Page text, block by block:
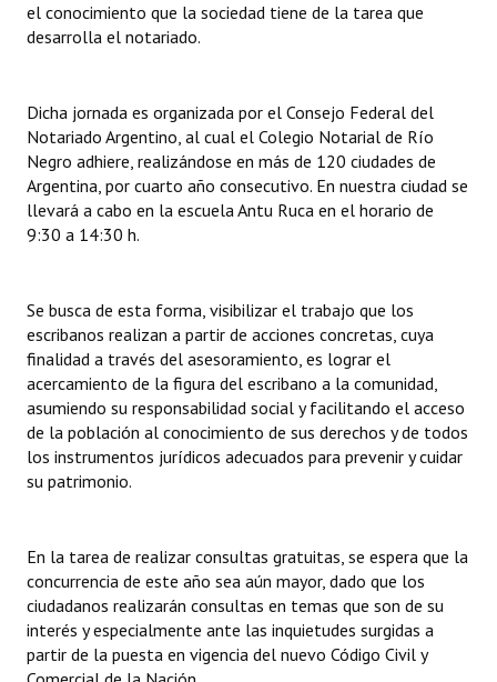
Comunicaciones
Resoluciones
Resoluciones de Presidencia
INSTITUCIONAL
Registros y Distinciones
Datos Históricos
Premio al Mérito - Registro
Audiencias Públicas - Registro
Periodistas Decanos - Registro
Ciudadano Ilustre - Registro
Banca del Vecino - Registro
el conocimiento que la sociedad tiene de la tarea que
desarrolla el notariado.
Dicha jornada es organizada por el Consejo Federal del
Notariado Argentino, al cual el Colegio Notarial de Río
Negro adhiere, realizándose en más de 120 ciudades de
Argentina, por cuarto año consecutivo. En nuestra ciudad se
llevará a cabo en la escuela Antu Ruca en el horario de
9:30 a 14:30 h.
Se busca de esta forma, visibilizar el trabajo que los
escribanos realizan a partir de acciones concretas, cuya
finalidad a través del asesoramiento, es lograr el
acercamiento de la figura del escribano a la comunidad,
asumiendo su responsabilidad social y facilitando el acceso
de la población al conocimiento de sus derechos y de todos
los instrumentos jurídicos adecuados para prevenir y cuidar
su patrimonio.
En la tarea de realizar consultas gratuitas, se espera que la
concurrencia de este año sea aún mayor, dado que los
ciudadanos realizarán consultas en temas que son de su
interés y especialmente ante las inquietudes surgidas a
partir de la puesta en vigencia del nuevo Código Civil y